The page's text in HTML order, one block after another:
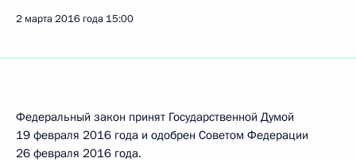
2 марта 2016 года 15:00
Федеральный закон принят Государственной Думой
19 февраля 2016 года и одобрен Советом Федерации
26 февраля 2016 года.